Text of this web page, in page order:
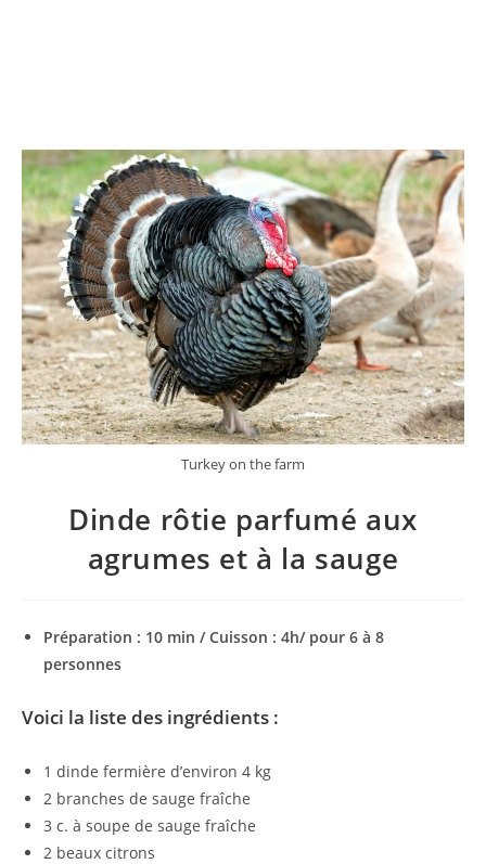
Turkey on the farm
Dinde rôtie parfumé aux
agrumes et à la sauge
Préparation : 10 min / Cuisson : 4h/ pour 6 à 8
personnes
Voici la liste des ingrédients :
1 dinde fermière d’environ 4 kg
2 branches de sauge fraîche
3 c. à soupe de sauge fraîche
2 beaux citrons